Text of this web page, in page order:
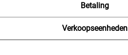
Betaling
Verkoopseenheden